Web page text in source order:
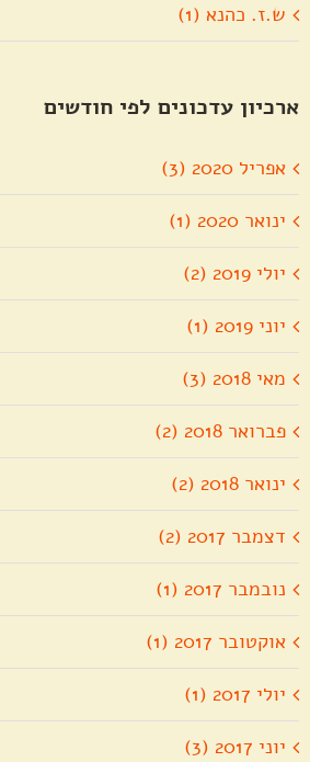
ש.ז. כהנא (1)
ארכיון עדכונים לפי חודשים
אפריל 2020 (3)
ינואר 2020 (1)
יולי 2019 (2)
יוני 2019 (1)
מאי 2018 (3)
פברואר 2018 (2)
ינואר 2018 (2)
דצמבר 2017 (2)
נובמבר 2017 (1)
אוקטובר 2017 (1)
יולי 2017 (1)
יוני 2017 (3)